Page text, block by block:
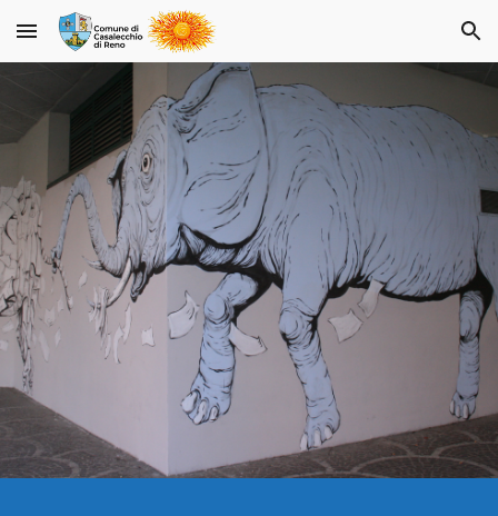
Skip to main content Skip to navigation